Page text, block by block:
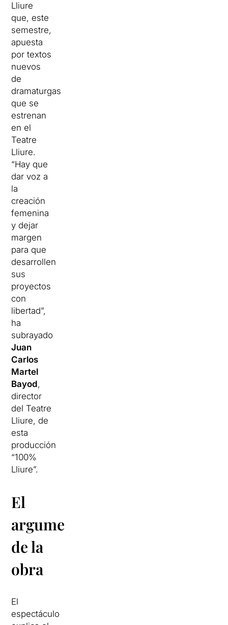
Lliure
que, este
semestre,
apuesta
por textos
nuevos
de
dramaturgas
que se
estrenan
en el
Teatre
Lliure.
“Hay que
dar voz a
la
creación
femenina
y dejar
margen
para que
desarrollen
sus
proyectos
con
libertad”,
ha
subrayado
Juan
Carlos
Martel
Bayod,
director
del Teatre
Lliure, de
esta
producción
“100%
Lliure”.
El
argumento
de la
obra
El
espectáculo